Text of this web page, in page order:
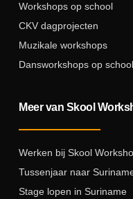
Workshops op school
CKV dagprojecten
Muzikale workshops
Dansworkshops op school
Meer van Skool
Werken bij Skool
Tussenjaar naar
Stage lopen in Suriname